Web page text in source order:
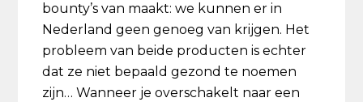
bounty’s van maakt: we kunnen er in
Nederland geen genoeg van krijgen. Het
probleem van beide producten is echter
dat ze niet bepaald gezond te noemen
zijn… Wanneer je overschakelt naar een